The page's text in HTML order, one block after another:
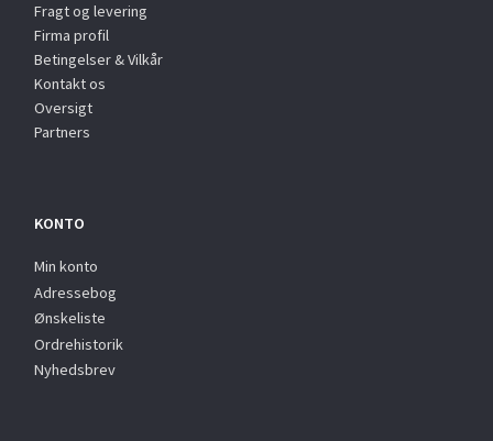
Fragt og levering
Firma profil
Betingelser & Vilkår
Kontakt os
Oversigt
Partners
KONTO
Min konto
Adressebog
Ønskeliste
Ordrehistorik
Nyhedsbrev